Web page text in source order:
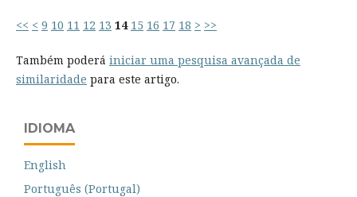
<< < 9 10 11 12 13 14 15 16 17 18 > >>
Também poderá iniciar uma pesquisa avançada de
similaridade para este artigo.
IDIOMA
English
Português (Portugal)